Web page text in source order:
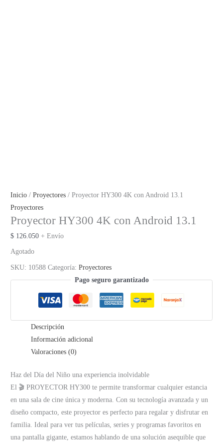
Inicio /Proyectores / Proyector HY300 4K con Android 13.1
Proyectores
Proyector HY300 4K con Android 13.1
$ 126.050 + Envío
Agotado
SKU: 10588 Categoría:Proyectores
Pago seguro garantizado
Descripción
Información adicional
Valoraciones (0)
Haz del Día del Niño una experiencia inolvidable
El 🎬 PROYECTOR HY300 te permite transformar cualquier estancia
en una sala de cine única y moderna. Con su tecnología avanzada y un
diseño compacto, este proyector es perfecto para regalar y disfrutar en
familia. Ideal para ver tus películas, series y programas favoritos en
una pantalla gigante, estamos hablando de una solución asequible que